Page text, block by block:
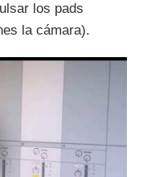
los pads
la cámara).